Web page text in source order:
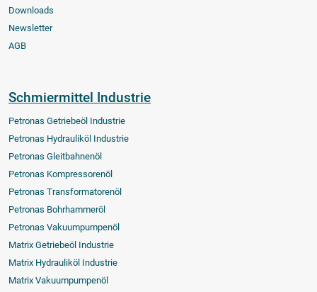
Downloads
Newsletter
AGB
Schmiermittel Industrie
Petronas Getriebeöl Industrie
Petronas Hydrauliköl Industrie
Petronas Gleitbahnenöl
Petronas Kompressorenöl
Petronas Transformatorenöl
Petronas Bohrhammeröl
Petronas Vakuumpumpenöl
Matrix Getriebeöl Industrie
Matrix Hydrauliköl Industrie
Matrix Vakuumpumpenöl